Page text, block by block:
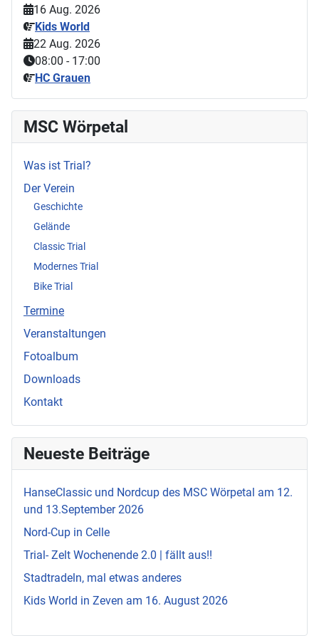
16 Aug. 2026
Kids World
22 Aug. 2026
08:00 - 17:00
HC Grauen
MSC Wörpetal
Was ist Trial?
Der Verein
Geschichte
Gelände
Classic Trial
Modernes Trial
Bike Trial
Termine
Veranstaltungen
Fotoalbum
Downloads
Kontakt
Neueste Beiträge
HanseClassic und Nordcup des MSC Wörpetal am 12.
und 13.September 2026
Nord-Cup in Celle
Trial- Zelt Wochenende 2.0 | fällt aus!!
Stadtradeln, mal etwas anderes
Kids World in Zeven am 16. August 2026